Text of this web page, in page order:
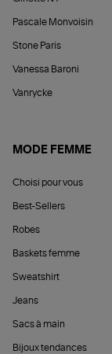
Pascale Monvoisin
Stone Paris
Vanessa Baroni
Vanrycke
MODE FEMME
Choisi pour vous
Best-Sellers
Robes
Baskets femme
Sweatshirt
Jeans
Sacs à main
Bijoux tendances